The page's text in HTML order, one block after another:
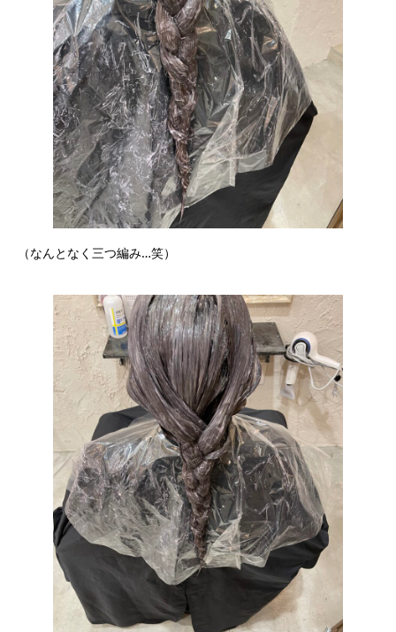
（なんとなく三つ編み…笑）